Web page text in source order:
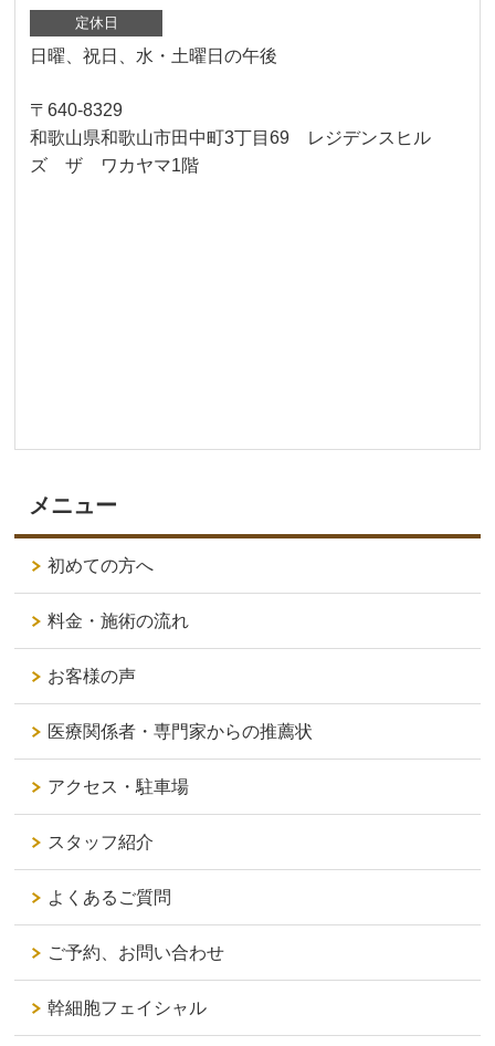
定休日
日曜、祝日、水・土曜日の午後
〒640-8329
和歌山県和歌山市田中町3丁目69 レジデンスヒル
ズ ザ ワカヤマ1階
メニュー
初めての方へ
料金・施術の流れ
お客様の声
医療関係者・専門家からの推薦状
アクセス・駐車場
スタッフ紹介
よくあるご質問
ご予約、お問い合わせ
幹細胞フェイシャル